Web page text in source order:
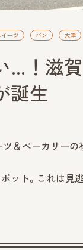
イーツ パン 大津
…！滋
誕生
ツ＆ベーカリーの
ット。これは見